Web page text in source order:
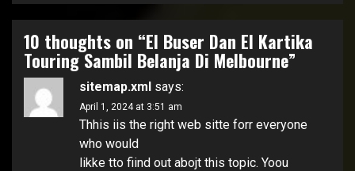
10 thoughts on “El Buser Dan El Kartika
Touring Sambil Belanja Di Melbourne”
sitemap.xml says:
April 1, 2024 at 3:51 am
Thhis iis the right web sitte forr everyone
who would
likke tto fiind out abojt this topic. Yoou